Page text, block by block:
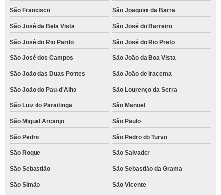
São Francisco São Joaquim da Barra
São José da Bela Vista São José do Barreiro
São José do Rio Pardo São José do Rio Preto
São José dos Campos São João da Boa Vista
São João das Duas Pontes São João de Iracema
São João do Pau-d'Alho São Lourenço da Serra
São Luiz do Paraitinga São Manuel
São Miguel Arcanjo São Paulo
São Pedro São Pedro do Turvo
São Roque São Salvador
São Sebastião São Sebastião da Grama
São Simão São Vicente